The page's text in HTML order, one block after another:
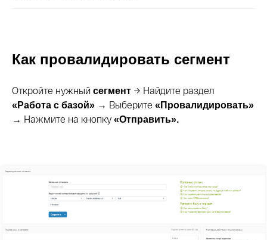
Как провалидировать сегмент
Откройте нужный сегмент → Найдите раздел
«Работа с базой» → Выберите «Провалидировать»
→ Нажмите на кнопку «Отправить».